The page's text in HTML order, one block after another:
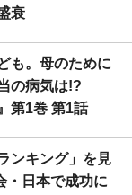
衰
も。母のために
の病気は!?
第1巻 第1話
ンキング」を見
・日本で成功に